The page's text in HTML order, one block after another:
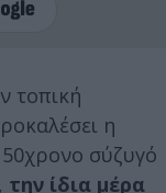
τοπική
η
σύζυγό
την ίδια μέρα